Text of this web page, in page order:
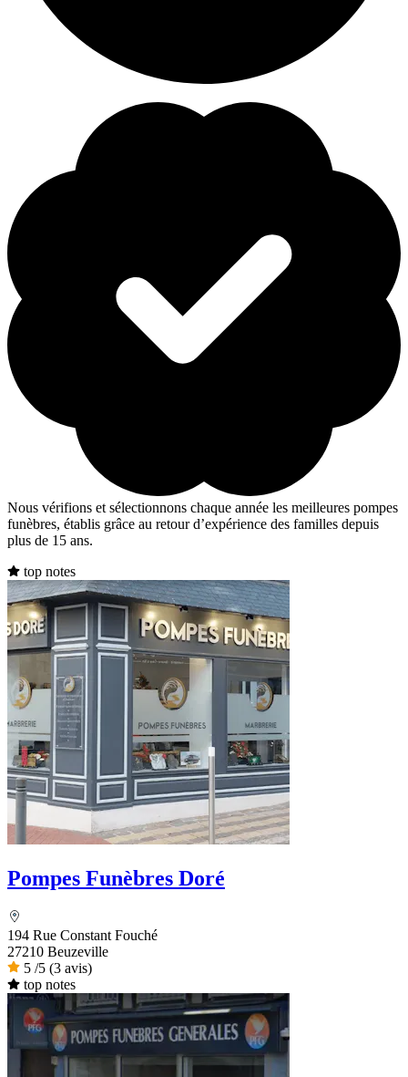
Nous vérifions et sélectionnons chaque année les meilleures pompes
funèbres, établis grâce au retour d’expérience des familles depuis
plus de 15 ans.
top notes
Pompes Funèbres Doré
194 Rue Constant Fouché
27210 Beuzeville
5 /5 (3 avis)
top notes